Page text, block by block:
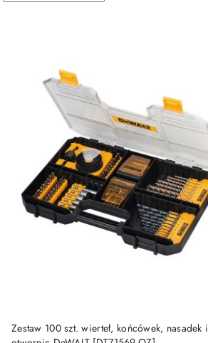
sortowanie:
według
Zestaw 100 szt. wierteł, końcówek, nasadek i
DO KOSZYKA